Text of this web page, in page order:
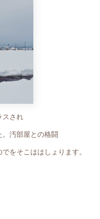
スされ
汚部屋との格闘
をそこははしょります。